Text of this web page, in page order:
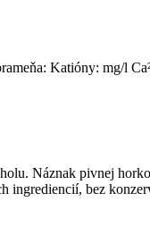
Katióny: mg/l
Náznak pivnej
ingrediencií, bez